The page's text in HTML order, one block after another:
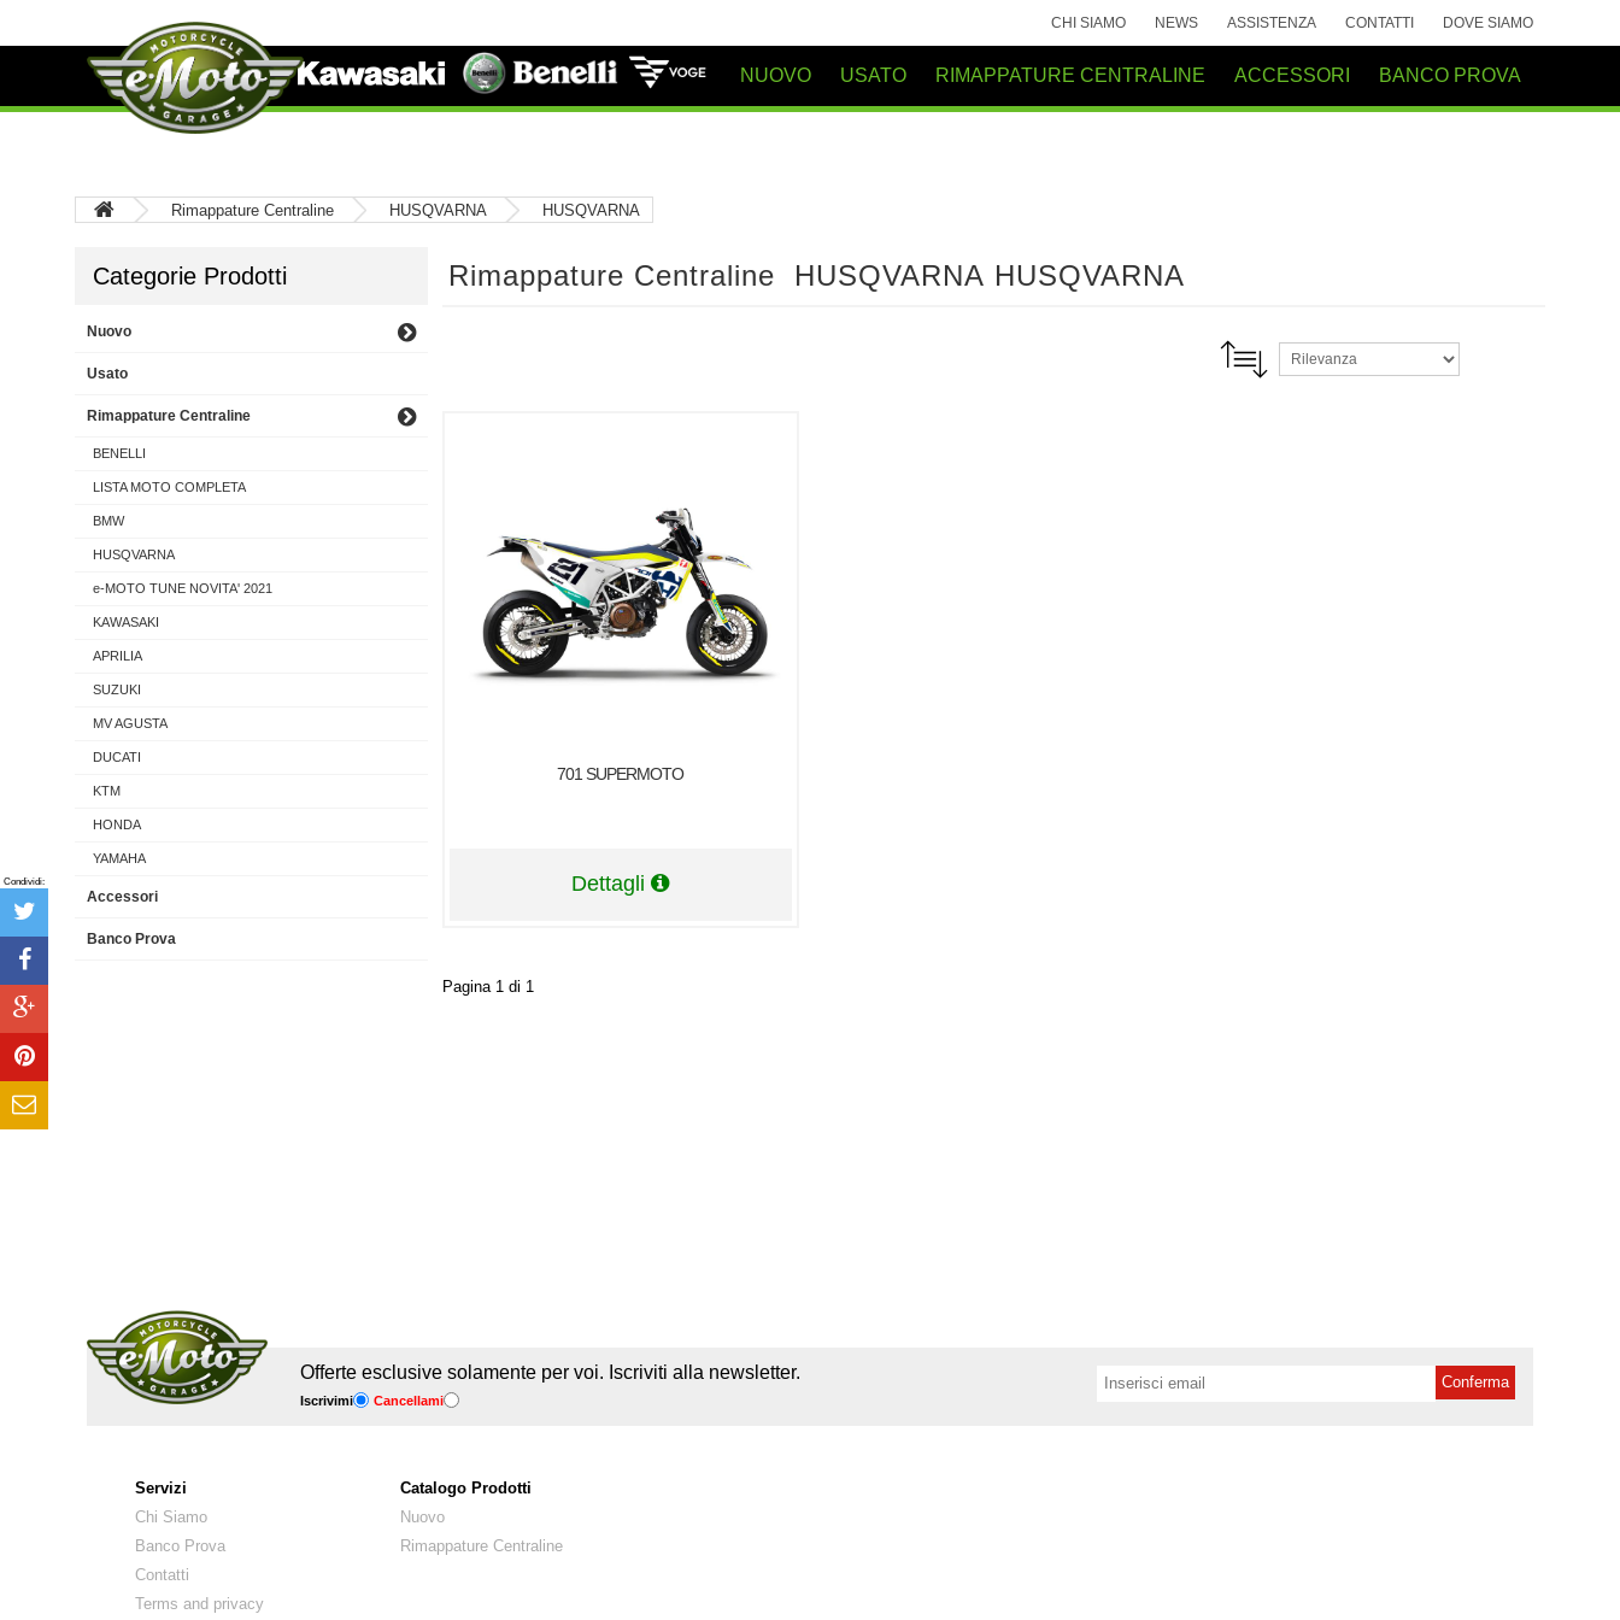
CHI SIAMO NEWS ASSISTENZA CONTATTI DOVE SIAMO
NUOVO USATO RIMAPPATURE CENTRALINE ACCESSORI BANCO PROVA
Rimappature Centraline HUSQVARNA HUSQVARNA
Categorie Prodotti
Nuovo
Usato
Rimappature Centraline
BENELLI
LISTA MOTO COMPLETA
BMW
HUSQVARNA
e-MOTO TUNE NOVITA' 2021
KAWASAKI
APRILIA
SUZUKI
MV AGUSTA
DUCATI
KTM
HONDA
YAMAHA
Accessori
Banco Prova
Rimappature Centraline HUSQVARNA HUSQVARNA
701 SUPERMOTO
Dettagli
Pagina 1 di 1
Offerte esclusive solamente per voi. Iscriviti alla newsletter.
Iscrivimi Cancellami
Servizi
Chi Siamo
Banco Prova
Contatti
Terms and privacy
Catalogo Prodotti
Nuovo
Rimappature Centraline
Condividi: